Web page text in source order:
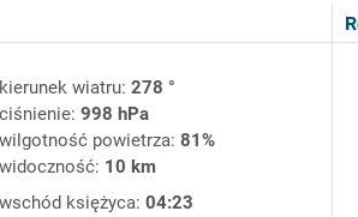
kierunek wiatru: 278 °
ciśnienie: 998 hPa
wilgotność powietrza: 81%
widoczność: 10 km
wschód księżyca: 04:23